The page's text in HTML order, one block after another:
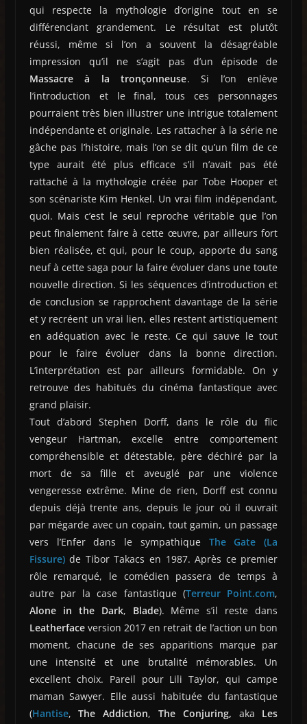
qui respecte la mythologie d’origine tout en se
différenciant grandement. Le résultat est plutôt
réussi, même si l’on a souvent la désagréable
impression qu’il ne s’agit pas d’un épisode de
Massacre à la tronçonneuse. Si l’on enlève
l’introduction et le final, tous ces personnages
pourraient très bien illustrer une intrigue totalement
indépendante et originale. Les rattacher à la série ne
gâche pas l’histoire, mais l’on se dit qu’un film de ce
type aurait été plus efficace s’il n’avait pas été
rattaché à la mythologie créée par Tobe Hooper et
son scénariste Kim Henkel. Un vrai film indépendant,
quoi. Mais c’est le seul reproche véritable que l’on
peut finalement faire à cette œuvre, par ailleurs fort
bien réalisée, et qui, pour le coup, apporte du sang
neuf à cette saga pour la faire évoluer dans une toute
nouvelle direction. Si les séquences d’introduction et
de conclusion se rapprochent davantage de la série
et y recréent un vrai lien, elles restent artistiquement
en adéquation avec le reste. Ce qui sauve le tout
pour le faire évoluer dans la bonne direction.
L’interprétation est par ailleurs formidable. On y
retrouve des habitués du cinéma fantastique avec
grand plaisir.
Tout d’abord Stephen Dorff, dans le rôle du flic
vengeur Hartman, excelle entre comportement
compréhensible et détestable, père déchiré par la
mort de sa fille et aveuglé par une violence
vengeresse extrême. Mine de rien, Dorff est connu
depuis déjà trente ans, depuis le jour où il ouvrait
par mégarde avec un copain, tout gamin, un passage
vers l’Enfer dans le sympathique The Gate (La
Fissure)de Tibor Takacs en 1987. Après ce premier
rôle remarqué, le comédien passera de temps à
autre par la case fantastique (Terreur Point.com,
Alone in the Dark, Blade). Même s’il reste dans
Leatherfaceversion 2017 en retrait de l’action un bon
moment, chacune de ses apparitions marque par
une intensité et une brutalité mémorables. Un
excellent choix. Pareil pour Lili Taylor, qui campe
maman Sawyer. Elle aussi habituée du fantastique
(Hantise,The Addiction,The Conjuring, aka Les